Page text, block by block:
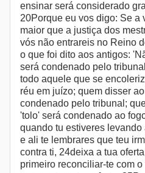
ensinar será considerado
20Porque eu vos digo: Se a
maior que a justiça dos
vós não entrareis no Reino
o que foi dito aos antigos:
será condenado pelo
todo aquele que se
réu em juízo; quem disser
condenado pelo tribunal;
'tolo' será condenado ao
quando tu estiveres levando
e ali te lembrares que teu
contra ti, 24deixa a tua
primeiro reconciliar-te com